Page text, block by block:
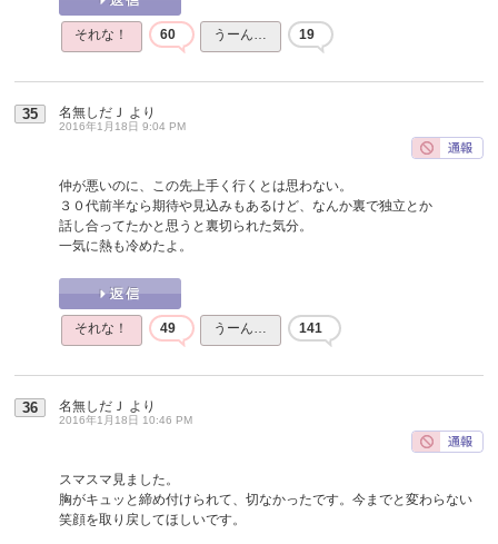
それな！ 60 うーん… 19
35 名無しだＪ より
2016年1月18日 9:04 PM
仲が悪いのに、この先上手く行くとは思わない。
３０代前半なら期待や見込みもあるけど、なんか裏で独立とか
話し合ってたかと思うと裏切られた気分。
一気に熱も冷めたよ。
それな！ 49 うーん… 141
36 名無しだＪ より
2016年1月18日 10:46 PM
スマスマ見ました。
胸がキュッと締め付けられて、切なかったです。今までと変わらない
笑顔を取り戻してほしいです。